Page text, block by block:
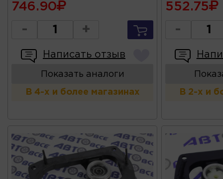
746.90
- +
Написать отзыв
Показать аналоги
В 4-х и более магазинах
552.75
-
В 2-х и